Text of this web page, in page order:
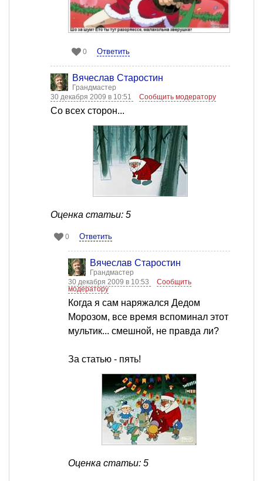
0 Ответить
Вячеслав Старостин
Грандмастер
30 декабря 2009 в 10:51
Сообщить модератору
Со всех сторон...
Оценка статьи: 5
0 Ответить
Вячеслав Старостин
Грандмастер
30 декабря 2009 в 10:53
Сообщить
модератору
Когда я сам наряжался Дедом
Морозом, все время вспоминал этот
мультик... смешной, не правда ли?
За статью - пять!
Оценка статьи: 5